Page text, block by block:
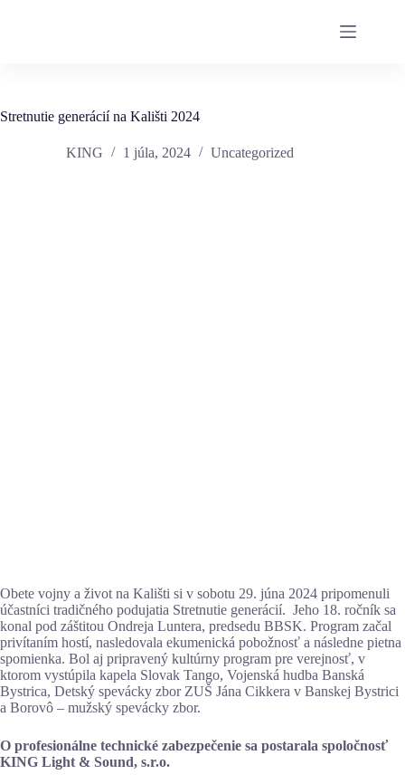
Stretnutie generácií na Kališti 2024
KING 1 júla, 2024 Uncategorized
Obete vojny a život na Kališti si v sobotu 29. júna 2024 pripomenuli
účastníci tradičného podujatia Stretnutie generácií. Jeho 18. ročník sa
konal pod záštitou Ondreja Luntera, predsedu BBSK. Program začal
privítaním hostí, nasledovala ekumenická pobožnosť a následne pietna
spomienka. Bol aj pripravený kultúrny program pre verejnosť, v
ktorom vystúpila kapela Slovak Tango, Vojenská hudba Banská
Bystrica, Detský spevácky zbor ZUŠ Jána Cikkera v Banskej Bystrici
a Borovô – mužský spevácky zbor.
O profesionálne technické zabezpečenie sa postarala spoločnosť
KING Light & Sound, s.r.o.